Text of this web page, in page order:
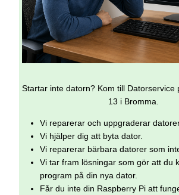
Startar inte datorn? Kom till Datorservice
13 i Bromma.
Vi reparerar och uppgraderar
Vi hjälper dig att byta dator.
Vi reparerar bärbara datorer som
Vi tar fram lösningar som gör att du
program på din nya dator.
Får du inte din Raspberry Pi att